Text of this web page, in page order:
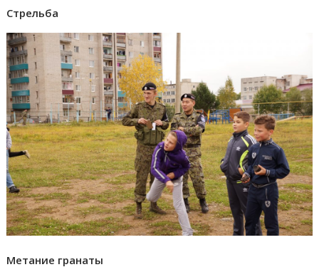
Стрельба
Метание гранаты